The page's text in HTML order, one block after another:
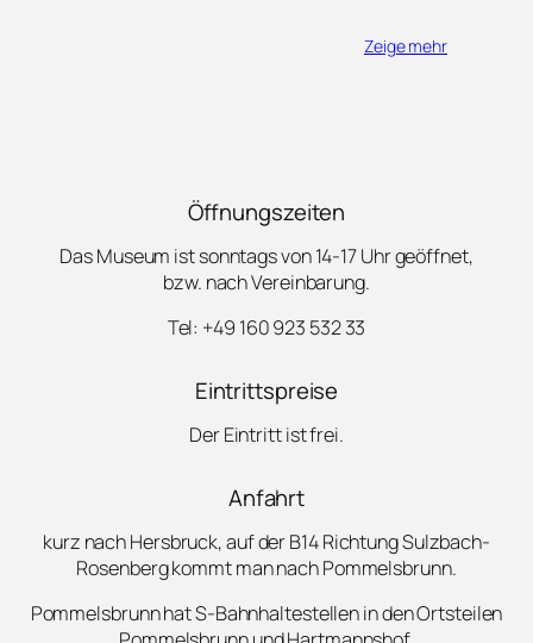
Zeige mehr
Öffnungszeiten
Das Museum ist sonntags von 14-17 Uhr geöffnet,
bzw. nach Vereinbarung.
Tel: +49 160 923 532 33
Eintrittspreise
Der Eintritt ist frei.
Anfahrt
kurz nach Hersbruck, auf der B14 Richtung Sulzbach-
Rosenberg kommt man nach Pommelsbrunn.
Pommelsbrunn hat S-Bahnhaltestellen in den Ortsteilen